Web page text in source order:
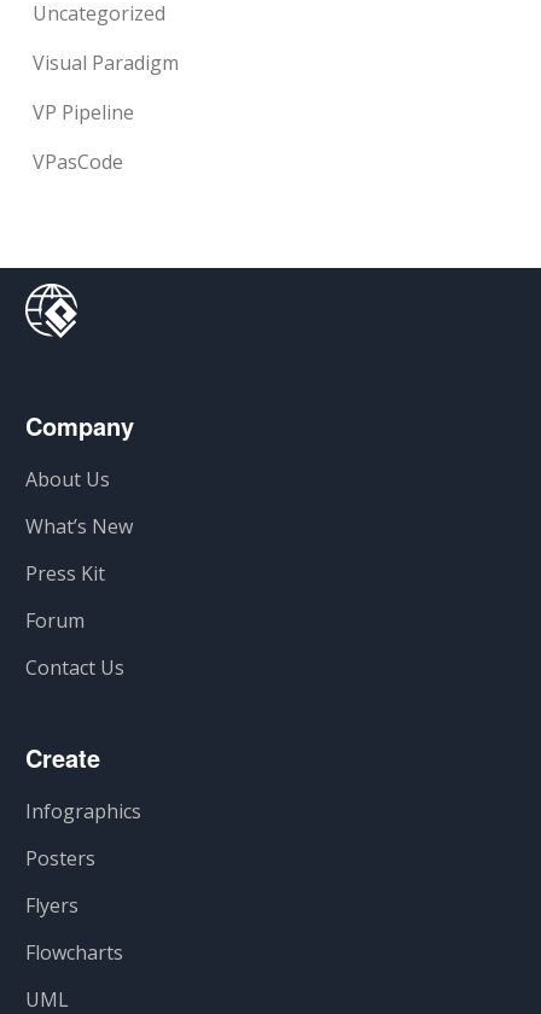
Uncategorized
Visual Paradigm
VP Pipeline
VPasCode
Company
About Us
What’s New
Press Kit
Forum
Contact Us
Create
Infographics
Posters
Flyers
Flowcharts
UML